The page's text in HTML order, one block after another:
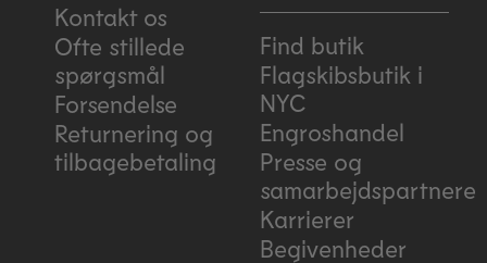
Kontakt os
Ofte stillede
spørgsmål
Forsendelse
Returnering og
tilbagebetaling
Find butik
Flagskibsbutik i
NYC
Engroshandel
Presse og
samarbejdspartnere
Karrierer
Begivenheder